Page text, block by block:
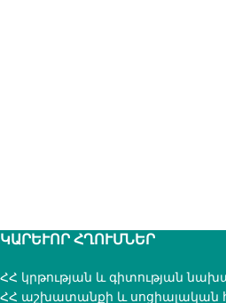
ԿԱՐԵՒՈՐ ՀՂՈՒՄՆԵՐ
ՀՀ կրթության և գիտության
ՀՀ աշխատանքի և սոցիալական